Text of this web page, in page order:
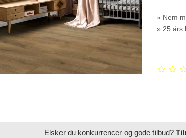
» Nem
» 25 års
Elsker du konkurrencer og gode tilbud?